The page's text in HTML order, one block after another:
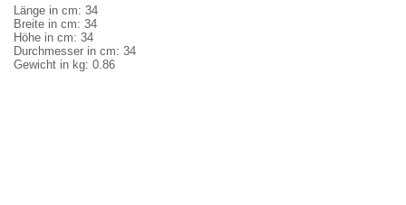
Länge in cm: 34
Breite in cm: 34
Höhe in cm: 34
Durchmesser in cm: 34
Gewicht in kg: 0.86